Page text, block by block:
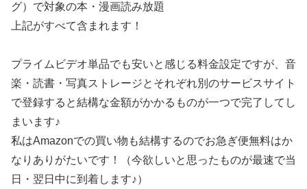
グ）で対象の本・漫画読み放題
上記がすべて含まれます！
プライムビデオ単品でも安いと感じる料金設定ですが、音
楽・読書・写真ストレージとそれぞれ別のサービスサイト
で登録すると結構な金額がかかるものが一つで完了してし
まいます♪
私はAmazonでの買い物も結構するのでお急ぎ便無料はか
なりありがたいです！（今欲しいと思ったものが最速で当
日・翌日中に到着します♪）